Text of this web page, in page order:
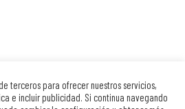
Política de Cookies Política de Privacidad
terceros para ofrecer nuestros servicios,
e incluir publicidad. Si continua navegando